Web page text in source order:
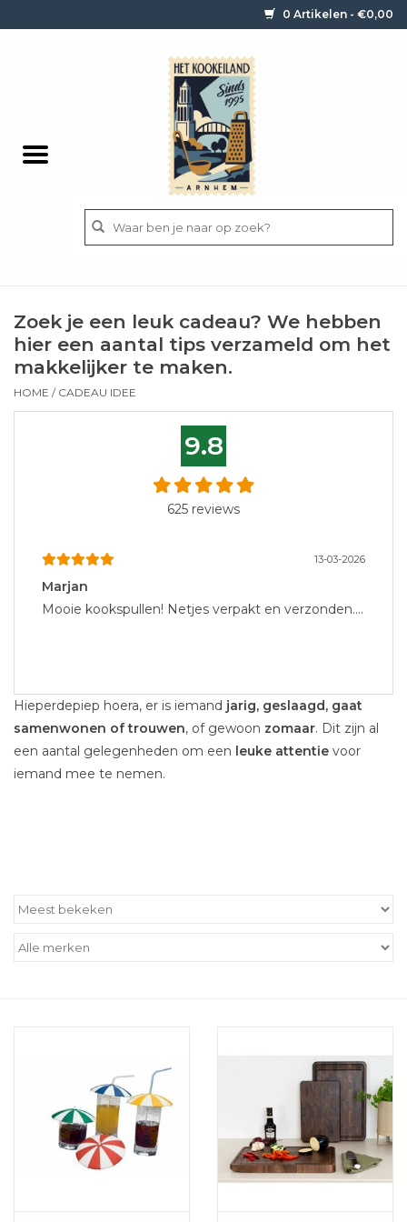
0 Artikelen - €0,00
Bestek
Ingrediënten
Aanbiedingen ✅
Cadeaubonnen
Zoek je een leuk cadeau? We hebben
hier een aantal tips verzameld om het
makkelijker te maken.
HOME / CADEAU IDEE
9.8
625 reviews
13-03-2026
Marjan
Mooie kookspullen! Netjes verpakt en verzonden....
Hieperdepiep hoera, er is iemand jarig, geslaagd, gaat
samenwonen of trouwen, of gewoon zomaar. Dit zijn al
een aantal gelegenheden om een leuke attentie voor
iemand mee te nemen.